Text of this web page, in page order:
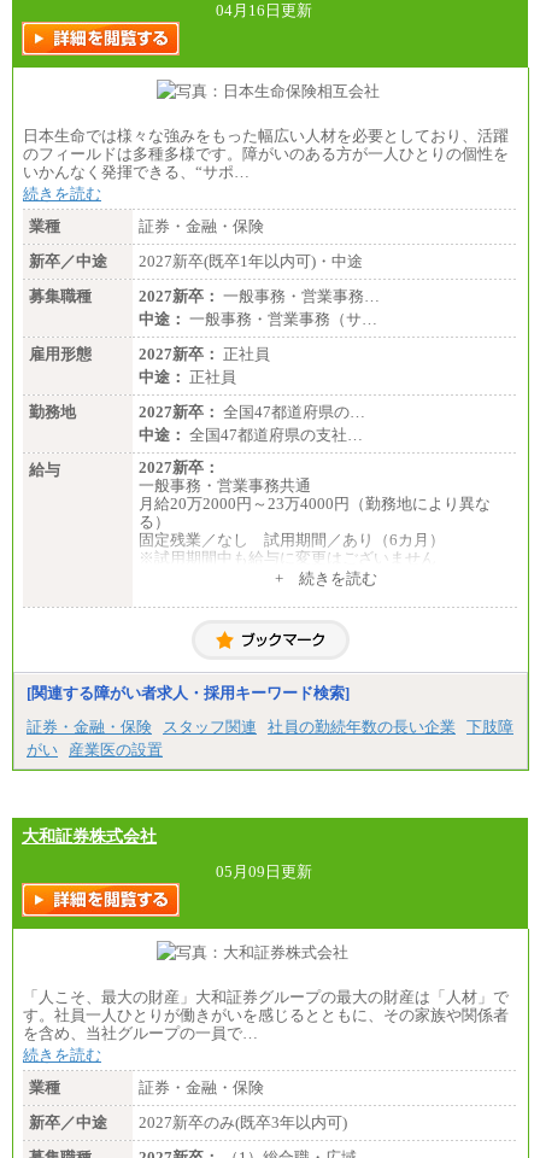
訪日事業職 月給202,000～227,000円＋地域間調整
給
※詳細はJTBキャリアサイトよりご確認ください。
■(株)JTBビジネストランスフォーム
総合職 月給205,000～225,000円＋地域間調整給
※詳細はJTBキャリアサイトよりご確認ください。
■(株)JTBデータサービス ※2027年新卒募集終了
※詳細はJTBキャリアサイトよりご確認ください。
■I&Jデジタルイノベーション(株)
総合職 月給224,500～242,600円＋地域手当
※詳細はJTBキャリアサイトよりご確認ください。
＜有期社員コース＞
■(株)JTBビジネストランスフォーム
有期契約職 月給185,000～195,000円
※詳細はJTBキャリアサイトよりご確認ください。
■(株)JTBパブリッシング ※2027年新卒募集終了
総合職 月給241,000円
中途：
①月給227,000円以上
②月給212,000円以上
③月給172,500円以上
④月給23万円～37万円
⑤月給20万円～25万円
⑥月給33万円～48万円
⑦月給271,000円以上
⑧～⑮月給200,000円〜月給400,000円
⑯月給185,000円以上
⑱月給212,000円以上
以上
⑳月給205,000円以上
㉑月給185,000 円以上
㉒月給185,000 円以上
㉓月給224,500円以上
※全コース共通※ 能力・経験・勤務地などにより
04月16日更新
日本生命では様々な強みをもった幅広い人材を必要としており、活躍
のフィールドは多種多様です。障がいのある方が一人ひとりの個性を
いかんなく発揮できる、“サポ…
続きを読む
業種
証券・金融・保険
新卒／中途
2027新卒(既卒1年以内可)・中途
募集職種
2027新卒： 一般事務・営業事務…
中途： 一般事務・営業事務（サ…
雇用形態
2027新卒： 正社員
中途： 正社員
勤務地
2027新卒： 全国47都道府県の…
中途： 全国47都道府県の支社…
給与
2027新卒：
一般事務・営業事務共通
月給20万2000円～23万4000円（勤務地により異な
る）
固定残業／なし 試用期間／あり（6カ月）
※試用期間中も給与に変更はございません
月給20万2000円～23万4000円（勤務地により異な
固定残業／なし 試用期間／あり（6か月）
+ 続きを読む
[関連する障がい者求人・採用キーワード検索]
証券・金融・保険
スタッフ関連 社員の勤続年数の長い企業
下肢障
がい
産業医の設置
大和証券株式会社
05月09日更新
「人こそ、最大の財産」大和証券グループの最大の財産は「人材」で
す。社員一人ひとりが働きがいを感じるとともに、その家族や関係者
を含め、当社グループの一員で…
続きを読む
業種
証券・金融・保険
新卒／中途
2027新卒のみ(既卒3年以内可)